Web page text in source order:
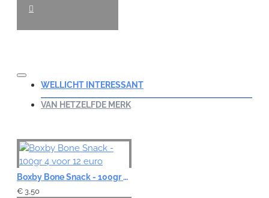
WELLICHT INTERESSANT
VAN HETZELFDE MERK
Boxby Bone Snack - 100gr 4 voor 12 euro
€ 3,50